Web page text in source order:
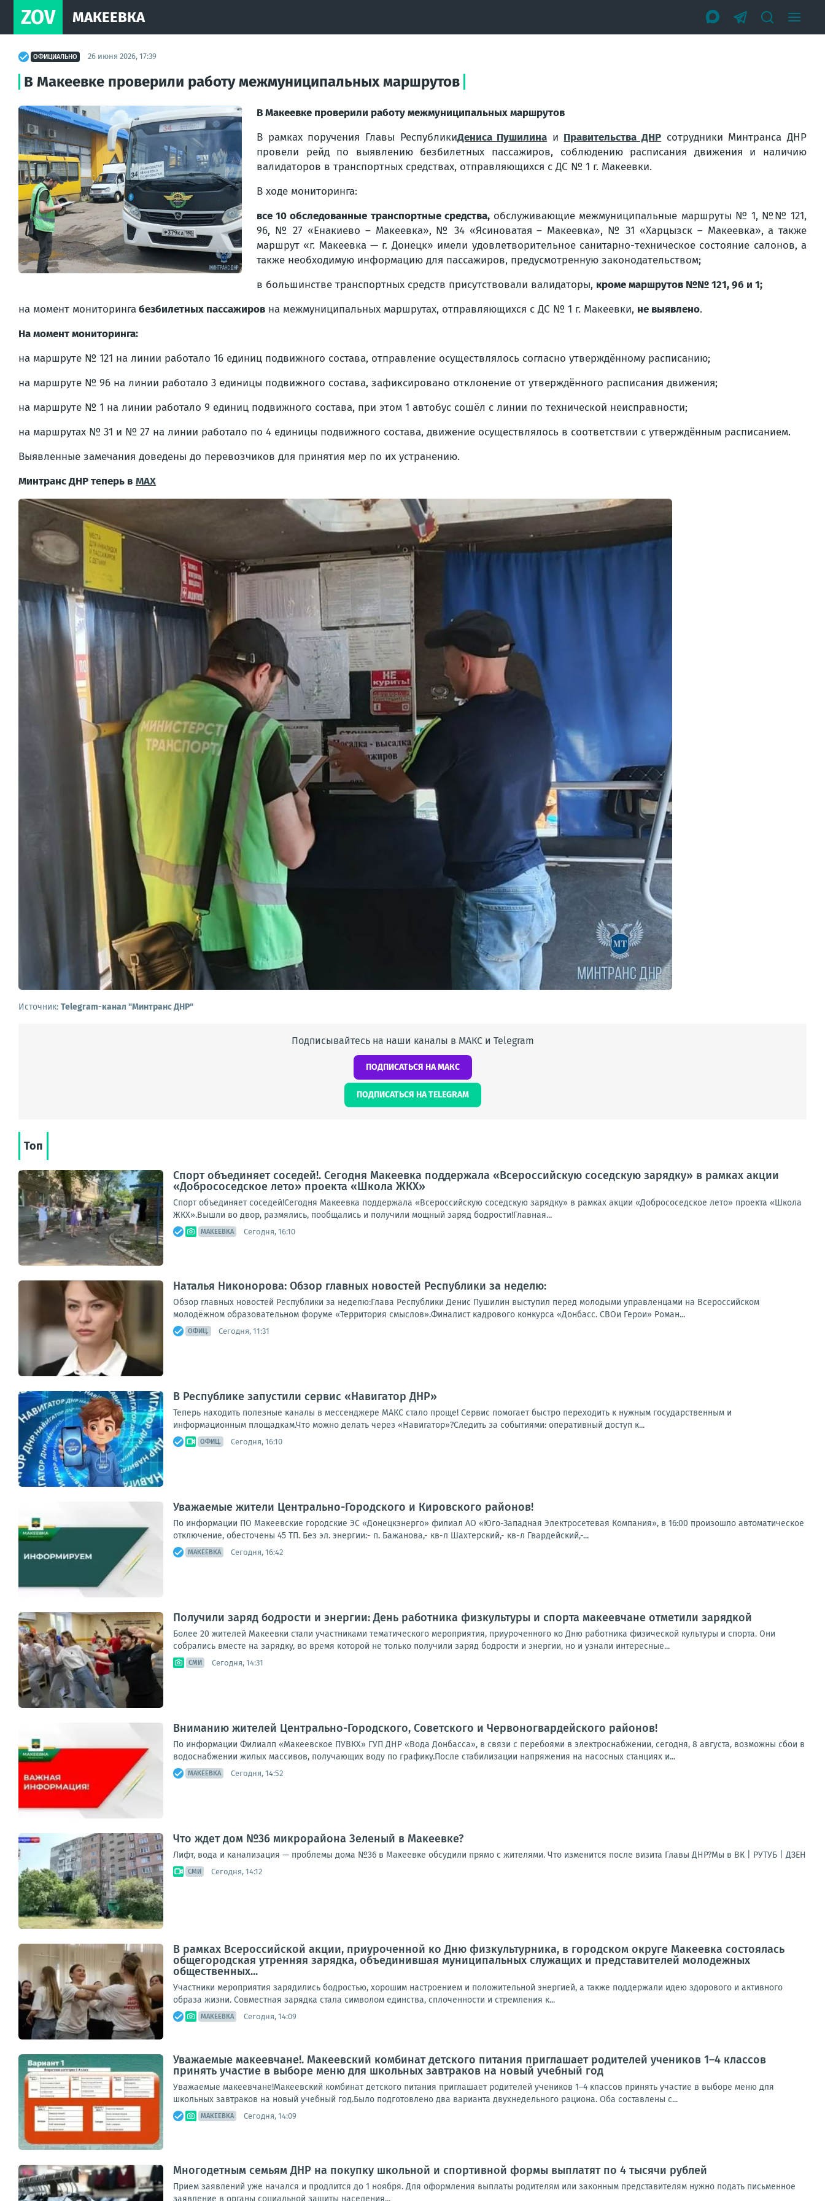
ZOV МАКЕЕВКА
ОФИЦИАЛЬНО 26 июня 2026, 17:39
В Макеевке проверили работу межмуниципальных маршрутов
В Макеевке проверили работу межмуниципальных маршрутов
В рамках поручения Главы РеспубликиДениса Пушилина и Правительства ДНР сотрудники Минтранса ДНР
провели рейд по выявлению безбилетных пассажиров, соблюдению расписания движения и наличию
валидаторов в транспортных средствах, отправляющихся с ДС № 1 г. Макеевки.
В ходе мониторинга:
все 10 обследованные транспортные средства,обслуживающие межмуниципальные маршруты № 1, №№ 121,
96, № 27 «Енакиево – Макеевка», № 34 «Ясиноватая – Макеевка», № 31 «Харцызск – Макеевка», а также
маршрут «г. Макеевка — г. Донецк» имели удовлетворительное санитарно-техническое состояние салонов, а
также необходимую информацию для пассажиров, предусмотренную законодательством;
в большинстве транспортных средств присутствовали валидаторы, кроме маршрутов №№ 121, 96 и 1;
на момент мониторингабезбилетных пассажиров на межмуниципальных маршрутах, отправляющихся с ДС № 1 г. Макеевки, не выявлено.
На момент мониторинга:
на маршруте № 121 на линии работало 16 единиц подвижного состава, отправление осуществлялось согласно утверждённому расписанию;
на маршруте № 96 на линии работало 3 единицы подвижного состава, зафиксировано отклонение от утверждённого расписания движения;
на маршруте № 1 на линии работало 9 единиц подвижного состава, при этом 1 автобус сошёл с линии по технической неисправности;
на маршрутах № 31 и № 27 на линии работало по 4 единицы подвижного состава, движение осуществлялось в соответствии с утверждённым расписанием.
Выявленные замечания доведены до перевозчиков для принятия мер по их устранению.
Минтранс ДНР теперь в MAX
Источник: Telegram-канал "Минтранс ДНР"
Подписывайтесь на наши каналы в МАКС и Telegram
ПОДПИСАТЬСЯ НА МАКС
ПОДПИСАТЬСЯ НА TELEGRAM
Топ
Спорт объединяет соседей!. Сегодня Макеевка поддержала «Всероссийскую соседскую зарядку» в рамках акции
«Добрососедское лето» проекта «Школа ЖКХ»
Спорт объединяет соседей!Сегодня Макеевка поддержала «Всероссийскую соседскую зарядку» в рамках акции «Добрососедское лето» проекта «Школа
ЖКХ».Вышли во двор, размялись, пообщались и получили мощный заряд бодрости!Главная...
МАКЕЕВКА Сегодня, 16:10
Наталья Никонорова: Обзор главных новостей Республики за неделю:
Обзор главных новостей Республики за неделю:Глава Республики Денис Пушилин выступил перед молодыми управленцами на Всероссийском
молодёжном образовательном форуме «Территория смыслов».Финалист кадрового конкурса «Донбасс. СВОи Герои» Роман...
ОФИЦ. Сегодня, 11:31
В Республике запустили сервис «Навигатор ДНР»
Теперь находить полезные каналы в мессенджере МАКС стало проще! Сервис помогает быстро переходить к нужным государственным и
информационным площадкам.Что можно делать через «Навигатор»?Следить за событиями: оперативный доступ к...
ОФИЦ. Сегодня, 16:10
Уважаемые жители Центрально-Городского и Кировского районов!
По информации ПО Макеевские городские ЭС «Донецкэнерго» филиал АО «Юго-Западная Электросетевая Компания», в 16:00 произошло автоматическое
отключение, обесточены 45 ТП. Без эл. энергии:- п. Бажанова,- кв-л Шахтерский,- кв-л Гвардейский,-...
МАКЕЕВКА Сегодня, 16:42
Получили заряд бодрости и энергии: День работника физкультуры и спорта макеевчане отметили зарядкой
Более 20 жителей Макеевки стали участниками тематического мероприятия, приуроченного ко Дню работника физической культуры и спорта. Они
собрались вместе на зарядку, во время которой не только получили заряд бодрости и энергии, но и узнали интересные...
СМИ Сегодня, 14:31
Вниманию жителей Центрально-Городского, Советского и Червоногвардейского районов!
По информации Филиалп «Макеевское ПУВКХ» ГУП ДНР «Вода Донбасса», в связи с перебоями в электроснабжении, сегодня, 8 августа, возможны сбои в
водоснабжении жилых массивов, получающих воду по графику.После стабилизации напряжения на насосных станциях и...
МАКЕЕВКА Сегодня, 14:52
Что ждет дом №36 микрорайона Зеленый в Макеевке?
Лифт, вода и канализация — проблемы дома №36 в Макеевке обсудили прямо с жителями. Что изменится после визита Главы ДНР?Мы в ВК | РУТУБ | ДЗЕН
СМИ Сегодня, 14:12
В рамках Всероссийской акции, приуроченной ко Дню физкультурника, в городском округе Макеевка состоялась
общегородская утренняя зарядка, объединившая муниципальных служащих и представителей молодежных
общественных...
Участники мероприятия зарядились бодростью, хорошим настроением и положительной энергией, а также поддержали идею здорового и активного
образа жизни. Совместная зарядка стала символом единства, сплоченности и стремления к...
МАКЕЕВКА Сегодня, 14:09
Уважаемые макеевчане!. Макеевский комбинат детского питания приглашает родителей учеников 1–4 классов
принять участие в выборе меню для школьных завтраков на новый учебный год
Уважаемые макеевчане!Макеевский комбинат детского питания приглашает родителей учеников 1–4 классов принять участие в выборе меню для
школьных завтраков на новый учебный год.Было подготовлено два варианта двухнедельного рациона. Оба составлены с...
МАКЕЕВКА Сегодня, 14:09
Многодетным семьям ДНР на покупку школьной и спортивной формы выплатят по 4 тысячи рублей
Прием заявлений уже начался и продлится до 1 ноября. Для оформления выплаты родителям или законным представителям нужно подать письменное
заявление в органы социальной защиты населения...